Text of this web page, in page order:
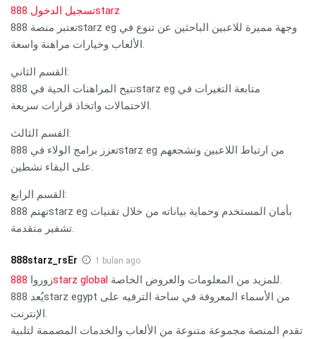
تسجيل الدخول 888starz
تعتبر منصة 888starz eg وجهة مميزة للاعبين الباحثين عن تنوع في
الألعاب وخيارات مراهنة واسعة.
القسم الثاني:
تتيح المراهنات الحية في 888starz eg متابعة التغيرات في
الاحتمالات واتخاذ قرارات سريعة.
القسم الثالث:
تعزز برامج الولاء في 888starz eg من ارتباط اللاعبين وتشجعهم
على البقاء نشطين.
القسم الرابع:
تهتم 888starz eg بأمان المستخدم وحماية بياناته من خلال تقنيات
تشفير متقدمة.
888starz_rsEr 1 bulan ago
زوروا888starz global
للمزيد من المعلومات والعروض الخاصة.
يُعد 888starz egypt من الأسماء المعروفة في ساحة الترفيه على
الإنترنت.
تقدم المنصة مجموعة متنوعة من الألعاب والخدمات المصممة لتلبية